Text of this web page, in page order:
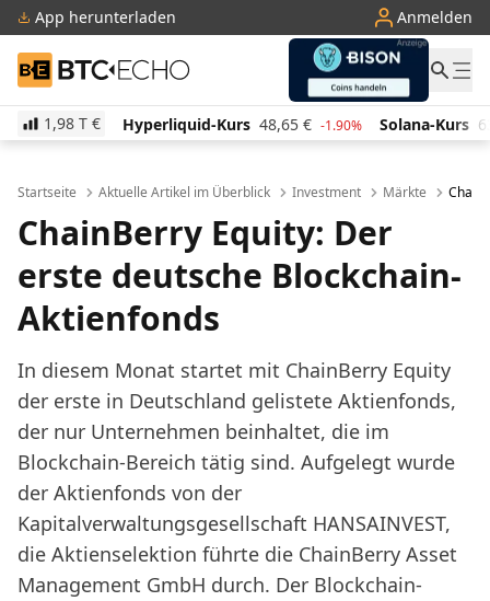
App herunterladen Anmelden
BTC-ECHO
1,98 T €
Kurs 48,65 € -1.90% Solana-Kurs 63,07 -2.20%
Startseite Aktuelle Artikel im Überblick Investment Märkte
ChainBerry Equity: Der
erste deutsche Blockchain-
Aktienfonds
In diesem Monat startet mit ChainBerry Equity
der erste in Deutschland gelistete Aktienfonds,
der nur Unternehmen beinhaltet, die im
Blockchain-Bereich tätig sind. Aufgelegt wurde
der Aktienfonds von der
Kapitalverwaltungsgesellschaft HANSAINVEST,
die Aktienselektion führte die ChainBerry Asset
Management GmbH durch. Der Blockchain-